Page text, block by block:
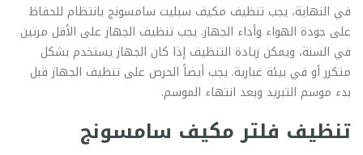
في النهاية، يجب تنظيف مكيف سبليت سامسونج بانتظام للحفاظ
على جودة الهواء وأداء الجهاز. يجب تنظيف الجهاز على الأقل مرتين
في السنة، ويمكن زيادة التنظيف إذا كان الجهاز يستخدم بشكل
متكرر أو في بيئة غبارية. يجب أيضاً الحرص على تنظيف الجهاز قبل
بدء موسم التبريد وبعد انتهاء الموسم.
تنظيف فلتر مكيف سامسونج